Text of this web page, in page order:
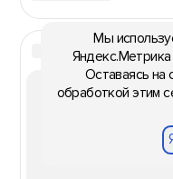
Мы
Яндекс.Метрика
Оставаясь на
обработкой этим